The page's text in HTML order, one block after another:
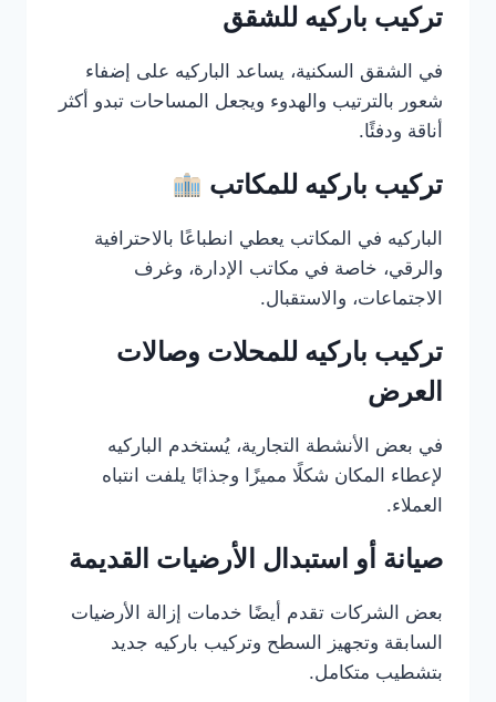
تركيب باركيه للشقق
في الشقق السكنية، يساعد الباركيه على إضفاء
شعور بالترتيب والهدوء ويجعل المساحات تبدو أكثر
أناقة ودفئًا.
تركيب باركيه للمكاتب
الباركيه في المكاتب يعطي انطباعًا بالاحترافية
والرقي، خاصة في مكاتب الإدارة، وغرف
الاجتماعات، والاستقبال.
تركيب باركيه للمحلات وصالات
العرض
في بعض الأنشطة التجارية، يُستخدم الباركيه
لإعطاء المكان شكلًا مميزًا وجذابًا يلفت انتباه
العملاء.
صيانة أو استبدال الأرضيات القديمة
بعض الشركات تقدم أيضًا خدمات إزالة الأرضيات
السابقة وتجهيز السطح وتركيب باركيه جديد
بتشطيب متكامل.